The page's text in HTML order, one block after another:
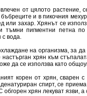
от цялото растение,
и в пикочния
или захар. Хрянът се
тъмни пигментни петна
с вода.
на организма, за
настърган хрян към
да се използва като
корен от хрян, сварен
спирт, се
обгорен хрян лекуват язви,